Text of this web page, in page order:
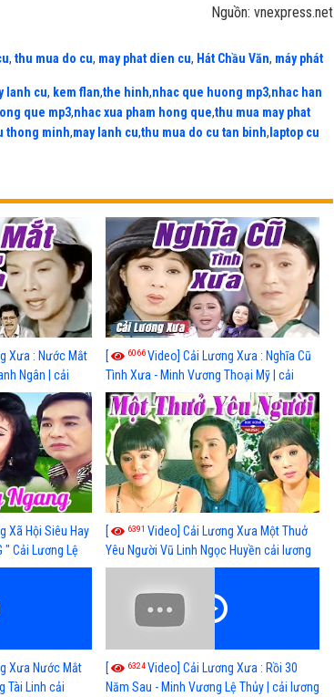
Nguồn: vnexpress.net
, thu mua do cu, may phat dien cu, Hát Chầu Văn, máy phát
lanh cu, kem flan,the hinh,nhac que huong mp3,nhac han
que mp3,nhac xua pham hong que,thu mua may phat
thong minh,may lanh cu,thu mua do cu tan binh, laptop cu
Xưa : Nước Mắt
Ngân | cải
[ 6066Video] Cải Lương Xưa : Nghĩa Cũ
Tình Xưa - Minh Vương Thoại Mỹ | cải
lương xã hội hay nhất
Xã Hội Siêu Hay
" Cải Lương Lệ
[ 6391 Video] Cải Lương Xưa Một Thuở
Yêu Người Vũ Linh Ngọc Huyền cải lương
xã hội hay nhất
Xưa Nước Mắt
Tài Linh cải
[ 6324Video] Cải Lương Xưa : Rồi 30
Năm Sau - Minh Vương Lệ Thủy | cải lương